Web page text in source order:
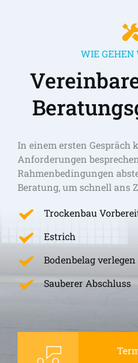
WIE GEHEN
In einem ersten Gespräch
Anforderungen
Rahmenbedingungen
Beratung, um schnell ans
Trockenbau
Estrich
Bodenbelag verlegen
Sauberer Abschluss